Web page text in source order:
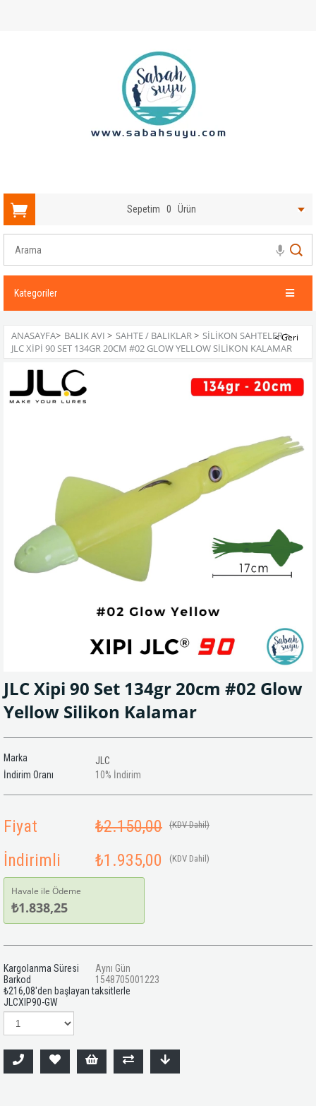
Sepetim 0 Ürün
Kategoriler
ANASAYFA> BALIK AVI > SAHTE / BALIKLAR> SILIKON SAHTELER>
JLC XIPI 90 SET 134GR 20CM #02 GLOW YELLOW SILIKON KALAMAR
JLC Xipi 90 Set 134gr 20cm #02 Glow
Yellow Silikon Kalamar
Marka
JLC
İndirim Oranı
%
10 İndirim
Fiyat ₺2.150,00 (KDV Dahil)
İndirimli ₺1.935,00 (KDV Dahil)
Havale ile Ödeme
₺1.838,25
Kargolanma Süresi
Aynı Gün
Barkod
1548705001223
₺216,08'den başlayan taksitlerle
JLCXIP90-GW